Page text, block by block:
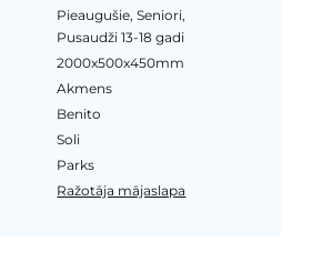
Pieaugušie, Seniori,
Pusaudži 13-18 gadi
2000x500x450mm
Akmens
Benito
Soli
Parks
Ražotāja mājaslapa